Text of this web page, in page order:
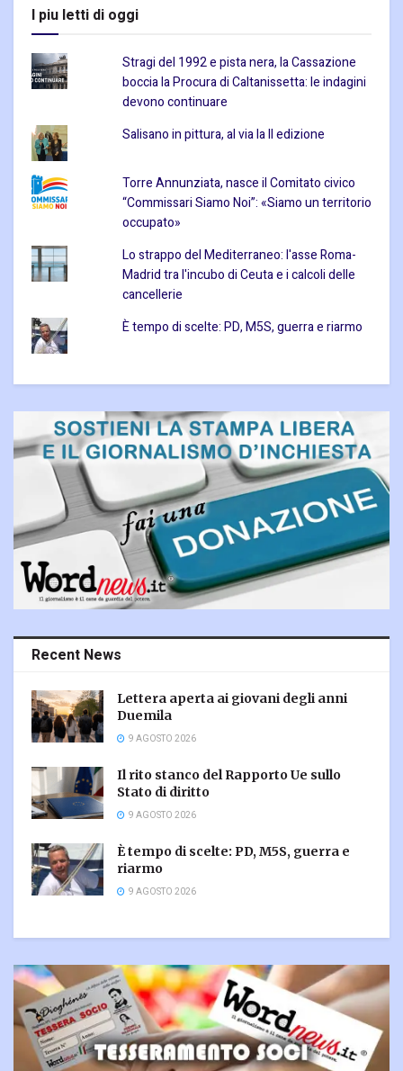
I piu letti di oggi
Stragi del 1992 e pista nera, la Cassazione
boccia la Procura di Caltanissetta: le indagini
devono continuare
Salisano in pittura, al via la II edizione
Torre Annunziata, nasce il Comitato civico
“Commissari Siamo Noi”: «Siamo un territorio
occupato»
Lo strappo del Mediterraneo: l'asse Roma-
Madrid tra l'incubo di Ceuta e i calcoli delle
cancellerie
È tempo di scelte: PD, M5S, guerra e riarmo
Recent News
Lettera aperta ai giovani degli anni
Duemila
9 AGOSTO 2026
Il rito stanco del Rapporto Ue sullo
Stato di diritto
9 AGOSTO 2026
È tempo di scelte: PD, M5S, guerra e
riarmo
9 AGOSTO 2026